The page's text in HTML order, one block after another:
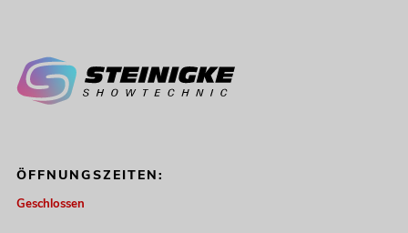
ÖFFNUNGSZEITEN:
Geschlossen